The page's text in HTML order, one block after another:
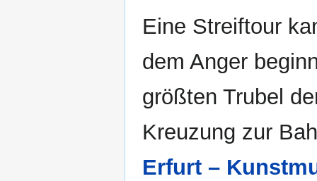
Eine Streiftour
dem Anger
größten Trubel
Kreuzung zur
Erfurt –